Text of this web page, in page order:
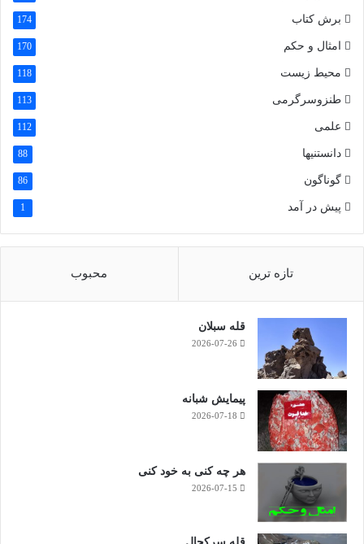
برش کتاب 174
امثال و حکم 170
محیط زیست 118
طنزوسرگرمی 113
علمی 112
دانستنیها 88
گوناگون 86
پیش در آمد 1
تازه ترین محبوب
قله سبلان
2026-07-26
پیمایش شبانه
2026-07-18
هر چه کنی به خود کنی
2026-07-15